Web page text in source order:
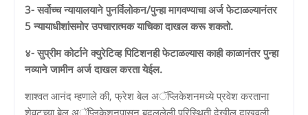
3- सर्वोच्च न्यायालयाने पुनर्विलोकन/पुन्हा मागवण्याचा अर्ज फेटाळल्यानंतर
5 न्यायाधीशांसमोर उपचारात्मक याचिका दाखल करू शकतो.
४- सुप्रीम कोर्टाने क्युरेटिव्ह पिटिशनही फेटाळल्यास काही काळानंतर पुन्हा
नव्याने जामीन अर्ज दाखल करता येईल.
शाश्वत आनंद म्हणाले की, फ्रेश बेल अॅप्लिकेशनमध्ये प्रवेश करताना
शेवटच्या बेल अॅप्लिकेशनपासून बदललेली परिस्थिती देखील दाखवली